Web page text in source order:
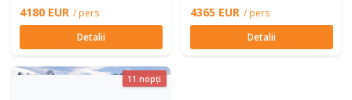
4180 EUR / pers
Detalii
4365 EUR / pers
Detalii
11 nopți